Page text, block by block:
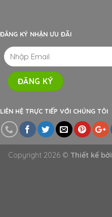
ĐĂNG KÝ NHẬN ƯU ĐÃI
LIÊN HỆ TRỰC TIẾP VỚI CHÚNG TÔI
Copyright 2026 © Thiết kế bởi